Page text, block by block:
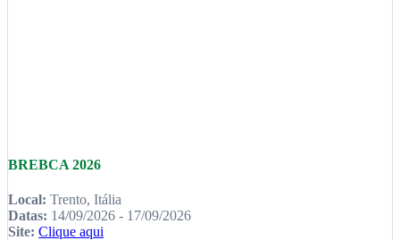
BREBCA 2026
Local: Trento, Itália
Datas: 14/09/2026 - 17/09/2026
Site: Clique aqui